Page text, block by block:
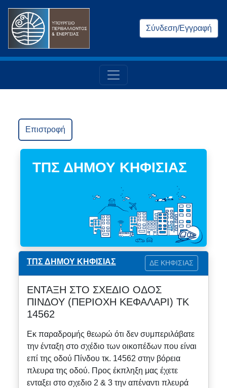
Σύνδεση/Εγγραφή
Επιστροφή
ΤΠΣ ΔΗΜΟΥ ΚΗΦΙΣΙΑΣ
ΤΠΣ ΔΗΜΟΥ ΚΗΦΙΣΙΑΣ ΔΕ ΚΗΦΙΣΙΑΣ
ΕΝΤΑΞΗ ΣΤΟ ΣΧΕΔΙΟ ΟΔΟΣ
ΠΙΝΔΟΥ (ΠΕΡΙΟΧΗ ΚΕΦΑΛΑΡΙ) ΤΚ
14562
Εκ παραδρομής θεωρώ ότι δεν συμπεριλάβατε
την ένταξη στο σχέδιο των οικοπέδων που είναι
επί της οδού Πίνδου τκ. 14562 στην βόρεια
πλευρα της οδού. Προς έκπληξη μας έχετε
ενταξει στο σχεδιο 2 & 3 την απέναντι πλευρά